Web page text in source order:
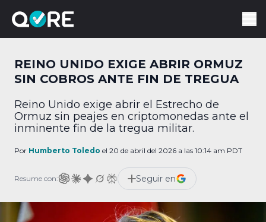
REINO UNIDO EXIGE ABRIR ORMUZ
SIN COBROS ANTE FIN DE TREGUA
Reino Unido exige abrir el Estrecho de
Ormuz sin peajes en criptomonedas ante el
inminente fin de la tregua militar.
Por Humberto Toledo el 20 de abril del 2026 a las 10:14 am PDT
Resume con: Seguir en